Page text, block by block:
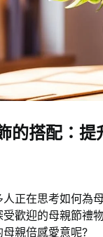
的搭配：
正在思考如何為
歡迎的母親節禮
親倍感愛意呢?